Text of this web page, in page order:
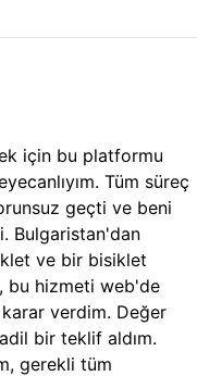
için bu platformu
Tüm süreç
geçti ve beni
Bulgaristan'dan
ve bir bisiklet
bu hizmeti web'de
verdim. Değer
bir teklif aldım.
gerekli tüm